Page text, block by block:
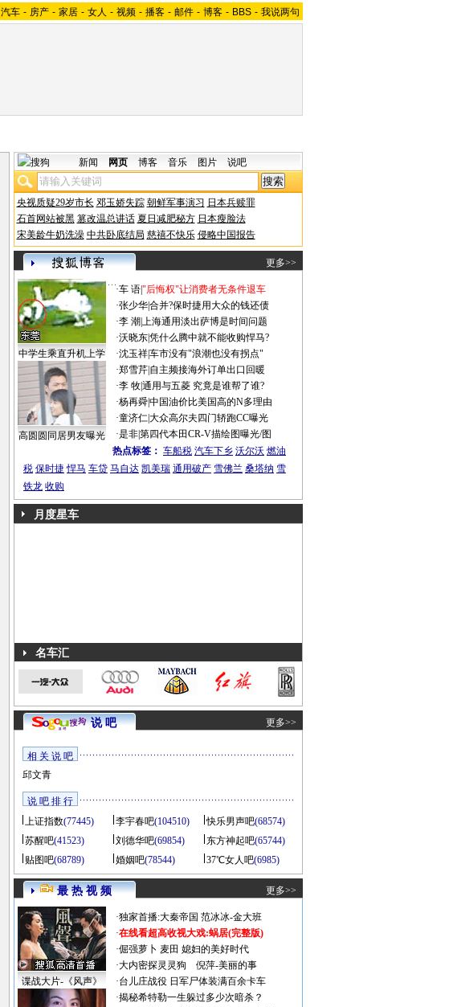
汽车 - 房产 - 家居 - 女人 - 视频 - 播客 - 邮件 - 博客 - BBS - 我说两句
新闻 网页 博客 音乐 图片 说吧
央视质疑29岁市长 邓玉娇失踪 朝鲜军事演习 日本兵赎罪
石首网站被黑 篡改温总讲话 夏日减肥秘方 日本瘦脸法
宋美龄牛奶洗澡 中共卧底结局 慈禧不快乐 侵略中国报告
更多>>
中学生乘直升机上学
高圆圆同居男友曝光
·车 语|"后悔权"让消费者无条件退车
·张少华|合并?保时捷用大众的钱还债
·李 潮 上海通用淡出萨博是时间问题
·沃晓东|凭什么腾中就不能收购悍马?
·沈玉祥|车市没有"浪潮也没有拐点"
·郑雪芹| 自主频接海外订单出口回暖
·李 牧|通用与五菱 究竟是谁帮了谁?
·杨再舜|中国油价比美国高的N多理由
·童济仁|大众高尔夫四门轿跑CC曝光
·是非|第四代本田CR-V描绘图曝光/图
热点标签： 车船税 汽车下乡 沃尔沃 燃油
税 保时捷 悍马 车贷 马自达 凯美瑞 通用破产 雪佛兰 桑塔纳 雪
铁龙 收购
月度星车
名车汇
说 吧 更多>>
相 关 说 吧
邱文青
说 吧 排 行
上证指数(77445) 李宇春吧(104510) 快乐男声吧(68574)
苏醒吧(41523) 刘德华吧(69854) 东方神起吧(65744)
贴图吧(68789) 婚姻吧(78544) 37℃女人吧(6985)
最 热 视 频 更多>>
谍战大片-《风声》
·独家首播:大秦帝国 范冰冰-金大班
·在线看超高收视大戏:蜗居(完整版)
·倔强萝卜 麦田 媳妇的美好时代
·大内密探灵灵狗
倪萍-美丽的事
·台儿庄战役 日军尸体装满百余卡车
·揭秘希特勒一生躲过多少次暗杀？